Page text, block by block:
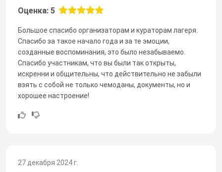
Оценка: 5
Большое спасибо организаторам и кураторам лагеря.
Спасибо за такое начало года и за те эмоции,
созданные воспоминания, это было незабываемо.
Спасибо участникам, что вы были так открыты,
искренни и общительны, что действительно не забыли
взять с собой не только чемоданы, документы, но и
хорошее настроение!
27 декабря 2024 г.